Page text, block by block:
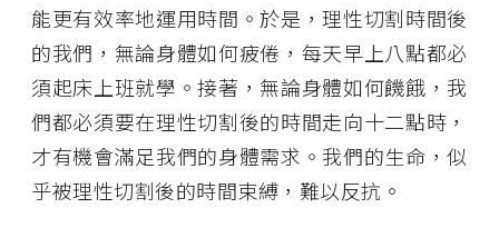
能更有效率地運用時間。於是，理性切割時間後
的我們，無論身體如何疲倦，每天早上八點都必
須起床上班就學。接著，無論身體如何饑餓，我
們都必須要在理性切割後的時間走向十二點時，
才有機會滿足我們的身體需求。我們的生命，似
乎被理性切割後的時間束縛，難以反抗。